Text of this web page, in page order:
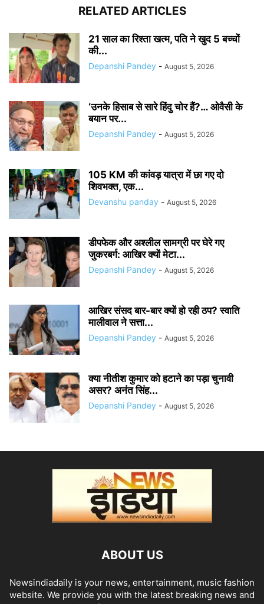
RELATED ARTICLES
21 साल का रिश्ता खत्म, पति ने खुद 5 बच्चों
की...
Depanshi Pandey - August 5, 2026
‘उनके हिसाब से सारे हिंदु चोर हैं?… ओवैसी के
बयान पर...
Depanshi Pandey - August 5, 2026
105 KM की कांवड़ यात्रा में छा गए दो
शिवभक्त, एक...
Devanshu panday - August 5, 2026
डीपफेक और अश्लील सामग्री पर घेरे गए
जुकरबर्ग: आखिर क्यों मेटा...
Depanshi Pandey - August 5, 2026
आखिर संसद बार-बार क्यों हो रही ठप? स्वाति
मालीवाल ने सत्ता...
Depanshi Pandey - August 5, 2026
क्या नीतीश कुमार को हटाने का पड़ा चुनावी
असर? अनंत सिंह...
Depanshi Pandey - August 5, 2026
ABOUT US
Newsindiadaily is your news, entertainment, music fashion
website. We provide you with the latest breaking news and